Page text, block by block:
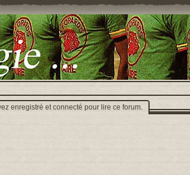
enregistré et connecté pour lire ce forum.